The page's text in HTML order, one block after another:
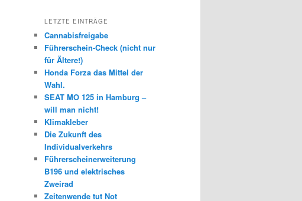
LETZTE EINTRÄGE
Cannabisfreigabe
Führerschein-Check (nicht nur
für Ältere!)
Honda Forza das Mittel der
Wahl.
SEAT MO 125 in Hamburg –
will man nicht!
Klimakleber
Die Zukunft des
Individualverkehrs
Führerscheinerweiterung
B196 und elektrisches
Zweirad
Zeitenwende tut Not